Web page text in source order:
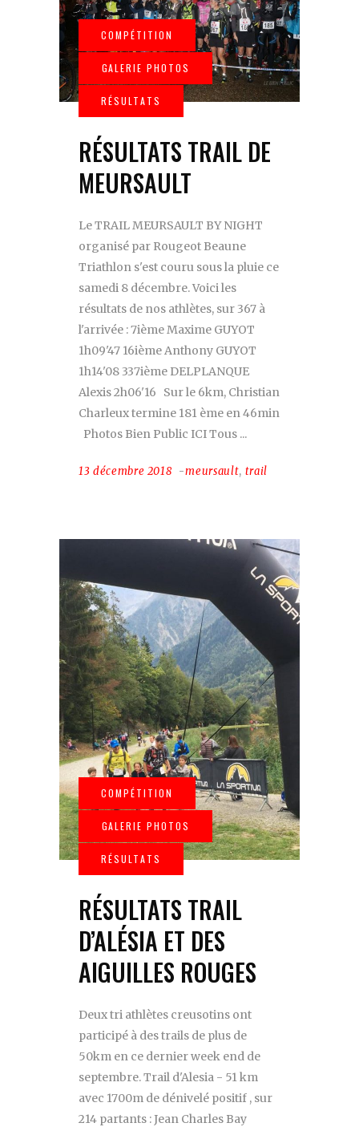
RÉSULTATS TRAIL DE
MEURSAULT
Le TRAIL MEURSAULT BY NIGHT
organisé par Rougeot Beaune
Triathlon s'est couru sous la pluie ce
samedi 8 décembre. Voici les
résultats de nos athlètes, sur 367 à
l'arrivée : 7ième Maxime GUYOT
1h09'47 16ième Anthony GUYOT
1h14'08 337ième DELPLANQUE
Alexis 2h06'16 Sur le 6km, Christian
Charleux termine 181 ème en 46min
Photos Bien Public ICI Tous
13 décembre 2018 meursault, trail
RÉSULTATS TRAIL
D’ALÉSIA ET DES
AIGUILLES ROUGES
Deux tri athlètes creusotins ont
participé à des trails de plus de
50km en ce dernier week end de
septembre. Trail d'Alesia - 51 km
avec 1700m de dénivelé positif , sur
214 partants : Jean Charles Bay